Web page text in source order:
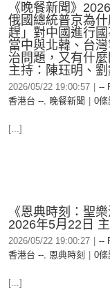
《晚餐新聞》
俄國總統普京為
趕」對中國進行
當中與北韓、台
治問題，又有什
主持：陳珏明、
2026/05/22 19:00:57
--
香港台 --, 晚餐新聞 0條
[...]
《恩典時刻：聖
2026年5月22日
2026/05/22 19:00:27
--
香港台 --, 恩典時刻 0條
[...]